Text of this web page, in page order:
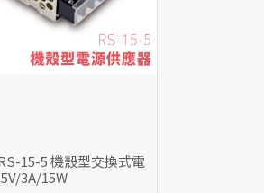
源供應器 5V/3A/15W